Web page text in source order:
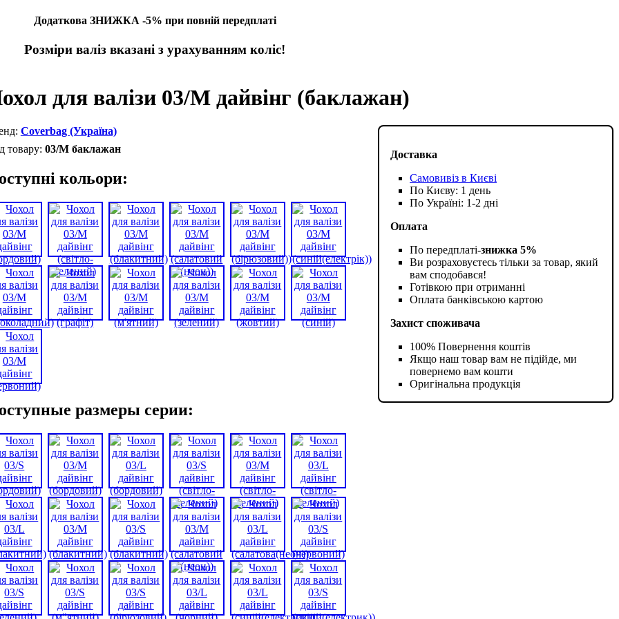
Додаткова ЗНИЖКА -5% при повній передплаті
Розміри валіз вказані з урахуванням коліс!
для валізи 03/M дайвінг (баклажан)
Доставка
Самовивіз в Києві
По Києву: 1 день
По Україні: 1-2 дні
Оплата
По передплаті-знижка 5%
Ви розраховуєтесь тільки за товар, який
вам сподобався!
Готівкою при отриманні
Оплата банківською картою
Захист споживача
100% Повернення коштів
Якщо наш товар вам не підійде, ми
повернемо вам кошти
Оригінальна продукція
Coverbag (Україна)
03/M баклажан
кольори:
размеры серии: